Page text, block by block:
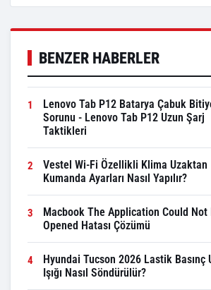
BENZER HABERLER
1
Lenovo Tab P12 Batarya Çabuk
Sorunu - Lenovo Tab P12 Uzun Şarj
Taktikleri
2
Vestel Wi-Fi Özellikli Klima Uzaktan
Kumanda Ayarları Nasıl Yapılır?
3
Macbook The Application Could Not
Opened Hatası Çözümü
4
Hyundai Tucson 2026 Lastik Basınç
Işığı Nasıl Söndürülür?